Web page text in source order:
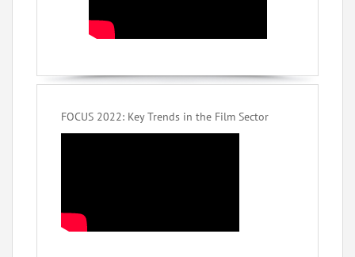
FOCUS 2022: Key Trends in the Film Sector